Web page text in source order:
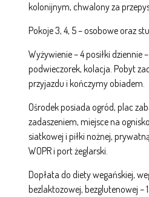
kolonijnym, chwalony za
Pokoje 3, 4, 5 – osobowe oraz
Wyżywienie – 4 posiłki dziennie
podwieczorek, kolacja. Pobyt
przyjazdu i kończymy obiadem.
Ośrodek posiada ogród, plac
zadaszeniem, miejsce na
siatkowej i piłki nożnej,
WOPR i port żeglarski.
Dopłata do diety wegańskiej,
bezlaktozowej, bezglutenowej –